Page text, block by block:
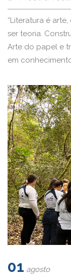
“Literatura é
ser teoria.
Arte do papel e
em
adaptação do
01 agosto